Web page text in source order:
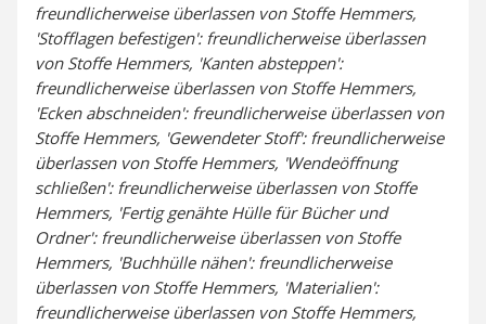
freundlicherweise überlassen von Stoffe Hemmers,
'Stofflagen befestigen': freundlicherweise überlassen
von Stoffe Hemmers, 'Kanten absteppen':
freundlicherweise überlassen von Stoffe Hemmers,
'Ecken abschneiden': freundlicherweise überlassen von
Stoffe Hemmers, 'Gewendeter Stoff': freundlicherweise
überlassen von Stoffe Hemmers, 'Wendeöffnung
schließen': freundlicherweise überlassen von Stoffe
Hemmers, 'Fertig genähte Hülle für Bücher und
Ordner': freundlicherweise überlassen von Stoffe
Hemmers, 'Buchhülle nähen': freundlicherweise
überlassen von Stoffe Hemmers, 'Materialien':
freundlicherweise überlassen von Stoffe Hemmers,